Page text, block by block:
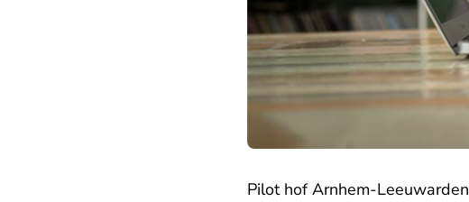
Pilot hof Arnhem-Leeuwarden